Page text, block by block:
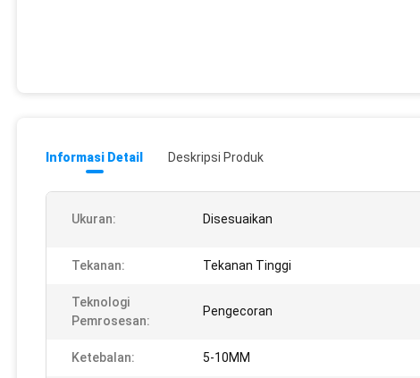
Informasi Detail Deskripsi Produk
Ukuran: Disesuaikan
Tekanan: Tekanan Tinggi
Teknologi
Pemrosesan:
Pengecoran
Ketebalan: 5-10MM